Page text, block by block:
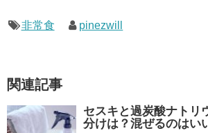
非常食 pinezwill
関連記事
セスキと過炭酸ナトリ
分けは？混ぜるのはい